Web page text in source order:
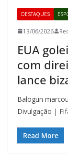
DESTAQUES
13/06/2026
EUA
com
lance
Balogun
Divulgação |
Read More